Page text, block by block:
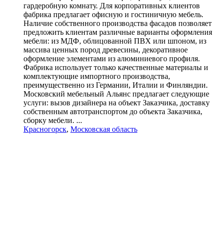
гардеробную комнату. Для корпоративных клиентов
фабрика предлагает офисную и гостиничную мебель.
Наличие собственного производства фасадов позволяет
предложить клиентам различные варианты оформления
мебели: из МДФ, облицованной ПВХ или шпоном, из
массива ценных пород древесины, декоративное
оформление элементами из алюминиевого профиля.
Фабрика использует только качественные материалы и
комплектующие импортного производства,
преимущественно из Германии, Италии и Финляндии.
Московский мебельный Альянс предлагает следующие
услуги: вызов дизайнера на объект Заказчика, доставку
собственным автотранспортом до объекта Заказчика,
сборку мебели. ...
Красногорск, Московская область